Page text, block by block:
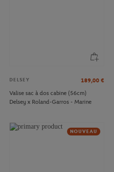
DELSEY 189,00 €
Valise sac à dos cabine (56cm)
Delsey x Roland-Garros - Marine
NOUVEAU